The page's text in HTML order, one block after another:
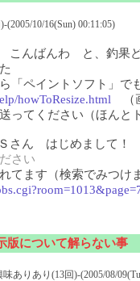
(2005/10/16(Sun) 00:11:05)
んばんわ と、釣果
「ペイントソフト」で
howToResize.html （
てください（ほんと
さん はじめまして！
さい
てます（検索でみつけ
版について解らない事
味ありあり(13回)-(2005/08/